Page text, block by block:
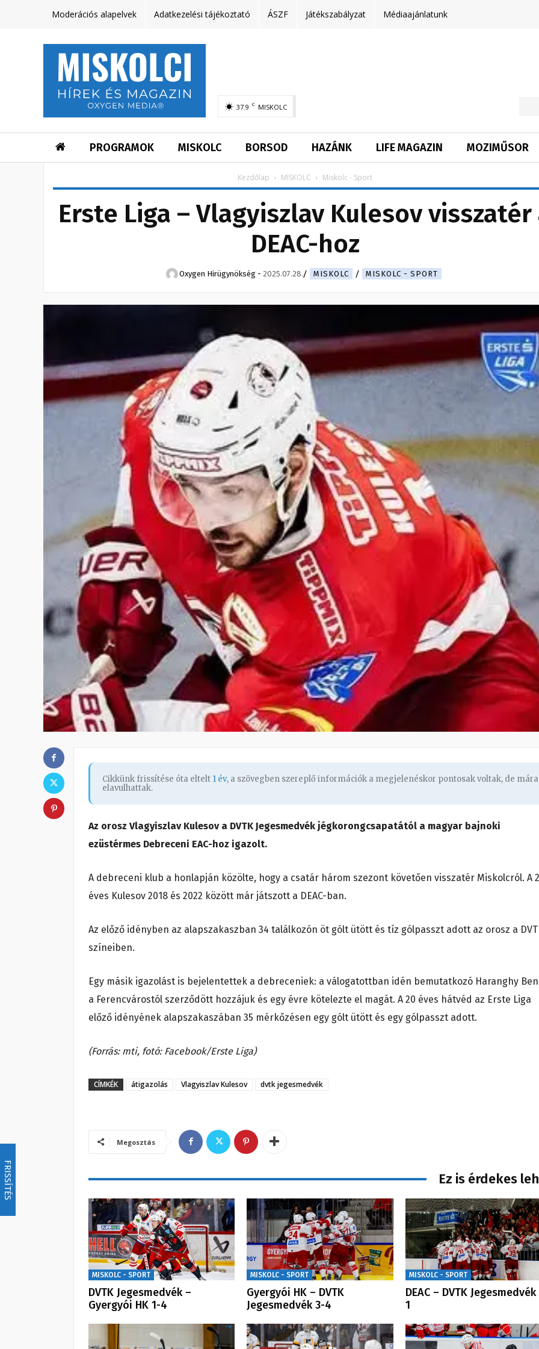
FRISSÍTÉS
Moderációs alapelvek Adatkezelési tájékoztató ÁSZF Játékszabályzat Médiaajánlatunk
37.9 C MISKOLC
PROGRAMOK MISKOLC BORSOD HAZÁNK LIFE MAGAZIN MOZIMŰSOR
Kezdőlap MISKOLC Miskolc - Sport
Erste Liga – Vlagyiszlav Kulesov visszatér
DEAC-hoz
Oxygen Hirügynökség - 2025.07.28. MISKOLC MISKOLC - SPORT
Cikkünk frissítése óta eltelt 1 év, a szövegben szereplő információk a megjelenéskor pontosak voltak, de mára
elavulhattak.
Az orosz Vlagyiszlav Kulesov a DVTK Jegesmedvék jégkorongcsapatától a magyar bajnoki
ezüstérmes Debreceni EAC-hoz igazolt.
A debreceni klub a honlapján közölte, hogy a csatár három szezont követően visszatér Miskolcról. A
éves Kulesov 2018 és 2022 között már játszott a DEAC-ban.
Az előző idényben az alapszakaszban 34 találkozón öt gólt ütött és tíz gólpasszt adott az orosz a
színeiben.
Egy másik igazolást is bejelentettek a debreceniek: a válogatottban idén bemutatkozó Haranghy
a Ferencvárostól szerződött hozzájuk és egy évre kötelezte el magát. A 20 éves hátvéd az Erste Liga
előző idényének alapszakaszában 35 mérkőzésen egy gólt ütött és egy gólpasszt adott.
(Forrás: mti, fotó: Facebook/Erste Liga)
CÍMKÉK átigazolás Vlagyiszlav Kulesov dvtk jegesmedvék
Megosztás
Ez is érdekes
MISKOLC - SPORT
DVTK Jegesmedvék –
Gyergyói HK 1-4
MISKOLC - SPORT
Gyergyói HK – DVTK
Jegesmedvék 3-4
MISKOLC - SPORT
DEAC – DVTK
1